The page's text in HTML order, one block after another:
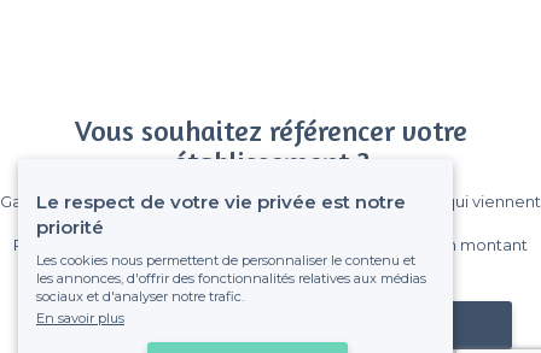
Vous souhaitez référencer votre
établissement ?
Gagnez de nombreux clients parmi le million de visiteurs qui viennent
Pas de commissions et sans engagement, vous payez un montant
fixe sans risque de voir déraper la facture.
Référencer mon établissement
Le respect de votre vie privée est notre
priorité
Les cookies nous permettent de personnaliser le contenu et
les annonces, d'offrir des fonctionnalités relatives aux médias
sociaux et d'analyser notre trafic.
En savoir plus